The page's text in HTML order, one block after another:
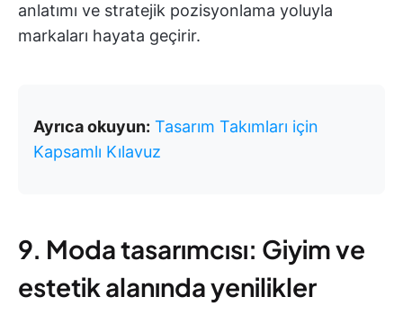
anlatımı ve stratejik pozisyonlama yoluyla
markaları hayata geçirir.
Ayrıca okuyun: Tasarım Takımları için
Kapsamlı Kılavuz
9. Moda tasarımcısı: Giyim ve
estetik alanında yenilikler